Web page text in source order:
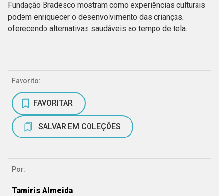
Fundação Bradesco mostram como experiências culturais
podem enriquecer o desenvolvimento das crianças,
oferecendo alternativas saudáveis ao tempo de tela.
Favorito:
FAVORITAR
SALVAR EM COLEÇÕES
Por:
Tamíris Almeida